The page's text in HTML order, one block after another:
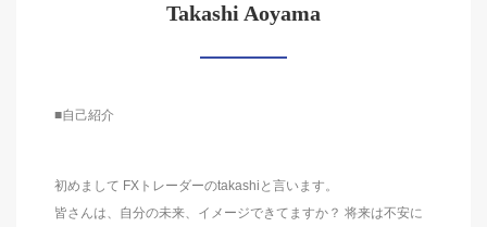
Takashi Aoyama
■自己紹介
初めまして FXトレーダーのtakashiと言います。
皆さんは、自分の未来、イメージできてますか？ 将来は不安に